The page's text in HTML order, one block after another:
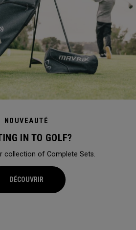
NOUVEAUTÉ
IN TO GOLF?
collection of Complete Sets.
DÉCOUVRIR